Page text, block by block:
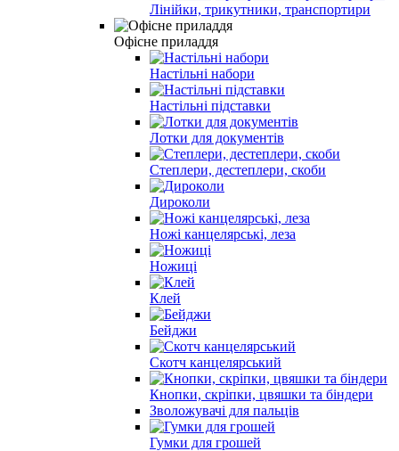
Лінійки, трикутники, транспортири
Офісне приладдя
Настільні набори
Настільні підставки
Лотки для документів
Степлери, дестеплери, скоби
Дироколи
Ножі канцелярські, леза
Ножиці
Клей
Бейджи
Скотч канцелярський
Кнопки, скріпки, цвяшки та біндери
Зволожувачі для пальців
Гумки для грошей